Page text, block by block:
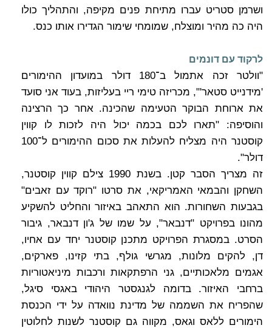
ושרמן סטריט עברו מתיחת פנים מקיפה, והתהליך כולו
היה כה מהיר ומוצלח, שמומחי שימור הגדירו אותו כנס.
לרקוד עם דונמים
"וולטר זכה אתמול ב־180 דולר במועדון ההימורים
'מידנייט סטאר'", מכריזה טימי ריי בעליזות, בעוד אני סועד
את ארוחת הבוקר הטעימה שהכינה. אחר כך הרצינה
והוסיפה: "תארו לכם בכמה יכול היה לזכות לו קווין
קוסטנר היה מצליח להעלות את סכום ההימורים ל־100
דולר".
זה מצריך הסבר קטן. בשנת 1990 צילם קווין קוסטנר,
השחקן והבמאי האמריקאי, את סרטו "רוקד עם זאבים"
בגבעות השחורות. הוא התאהב באיזור והחליט להשקיע
מהונו בפרויקט "דנבאר", על שמו של ג'ון דנבאר, גיבור
הסרט. במסגרת הפרויקט מתכנן קוסטנר יחד עם אחיו,
דן, להקים מלונות, מגרשי גולף, בתי קזינו, פארקים,
אגמים מלאכותיים, גני הרפתקאות ורכבות מיניאטוריות
ברחבי האיזור. בדומה לגנגסטר היהודי באגסי סיגל,
שהפריח את השממה של מדינת נוואדה על ידי הכנסת
הימורים ללאס וגאס, מקווה גם קוסטנר לשנות לחלוטין